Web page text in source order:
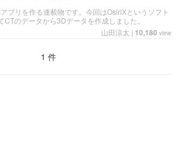
プリを作る連載物です。今回はOsiriXというソフト
CTのデータから3Dデータを作成しました。
山田涼太 | 10,180 view
1 件